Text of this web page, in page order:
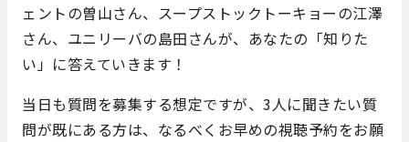
ェントの曽山さん、スープストックトーキョーの江澤
さん、ユニリーバの島田さんが、あなたの「知りた
い」に答えていきます！
当日も質問を募集する想定ですが、3人に聞きたい質
問が既にある方は、なるべくお早めの視聴予約をお願